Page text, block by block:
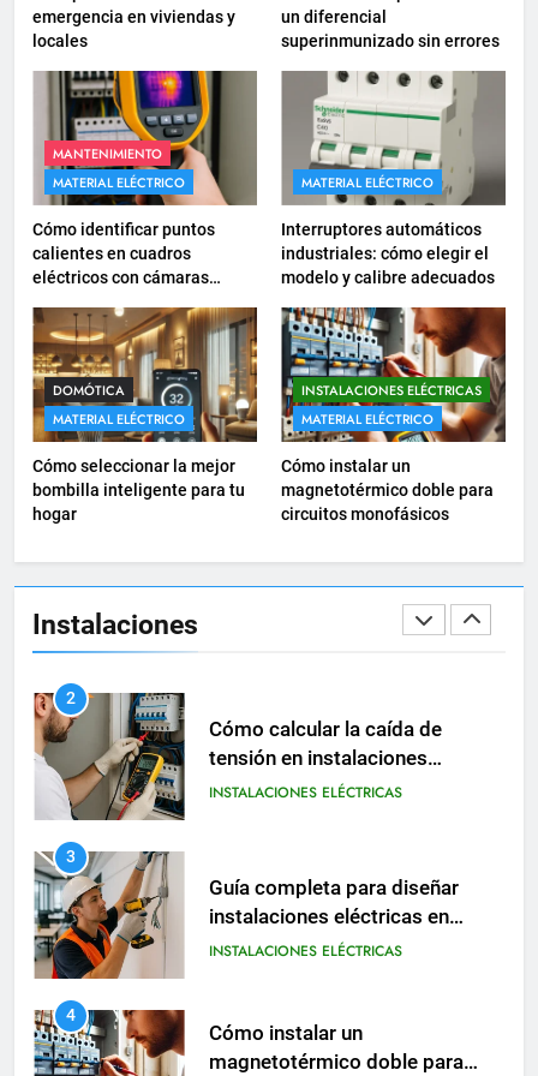
emergencia en viviendas y
locales
un diferencial
superinmunizado sin errores
MANTENIMIENTO
MATERIAL ELÉCTRICO
Cómo identificar puntos
calientes en cuadros
eléctricos con cámaras
MATERIAL ELÉCTRICO
Interruptores automáticos
industriales: cómo elegir el
modelo y calibre adecuados
DOMÓTICA
MATERIAL ELÉCTRICO
Cómo seleccionar la mejor
bombilla inteligente para tu
hogar
INSTALACIONES ELÉCTRICAS
MATERIAL ELÉCTRICO
Cómo instalar un
magnetotérmico doble para
circuitos monofásicos
Instalaciones
17
Cómo diseñar un sistema
eléctrico para pequeños
INSTALACIONES ELÉCTRICAS
18
Cómo realizar un proyecto de
instalación eléctrica en casa.
INSTALACIONES ELÉCTRICAS
1
Guía práctica para diseñar
instalaciones eléctricas en
oficinas
INSTALACIONES ELÉCTRICAS
tensión en instalaciones
eléctricas residenciales
3
Guía completa para diseñar
instalaciones eléctricas en
oficinas modernas
INSTALACIONES ELÉCTRICAS
4
Cómo instalar un
magnetotérmico doble para
INSTALACIONES ELÉCTRICAS
5
Guía completa para instalar un